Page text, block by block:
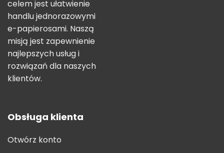
celem jest ułatwienie
handlu jednorazowymi
e-papierosami. Naszą
misją jest zapewnienie
najlepszych usług i
rozwiązań dla naszych
klientów.
Obsługa klienta
Otwórz konto